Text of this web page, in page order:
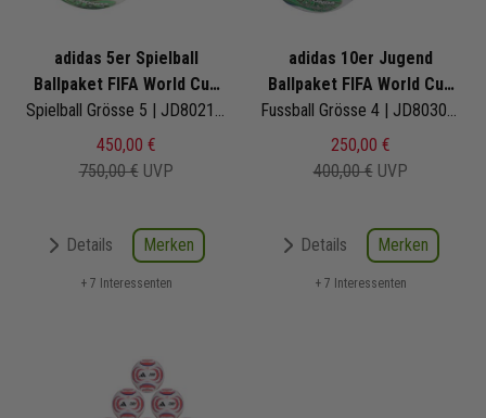
adidas 5er Spielball
Ballpaket FIFA World Cup
26 Trionda Pro
Spielball Grösse 5 | JD8021 | Fußbälle Set 5-teilig
450,00 €
750,00 € UVP
Details Merken
+ 7 Interessenten
adidas 10er Jugend
Ballpaket FIFA World Cup
26 Trionda League
Fussball Grösse 4 | JD8030 | Fußbälle Set 10-teilig
250,00 €
400,00 € UVP
Details Merken
+ 7 Interessenten